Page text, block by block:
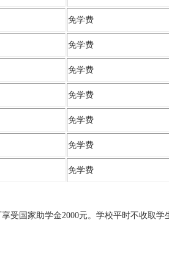
免学费
免学费
免学费
免学费
免学费
免学费
免学费
国家助学金2000元。学校平时不收取学